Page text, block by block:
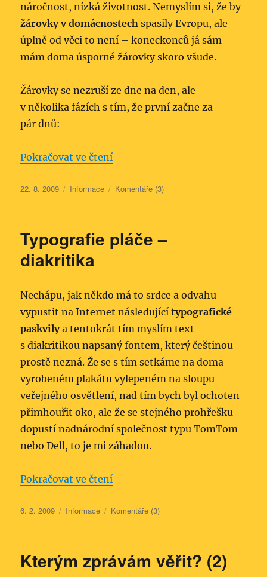
náročnost, nízká životnost. Nemyslím si, že by
žárovky v domácnostech spasily Evropu, ale
úplně od věci to není – koneckonců já sám
mám doma úsporné žárovky skoro všude.
Žárovky se nezruší ze dne na den, ale
v několika fázích s tím, že první začne za
pár dnů:
Pokračovat ve čtení„Konec prodeje žárovek v EU“
Publikováno:
22. 8. 2009 Rubriky:
Informace Komentáře (3)
Typografie pláče –
diakritika
Nechápu, jak někdo má to srdce a odvahu
vypustit na Internet následujícítypografické
paskvilya tentokrát tím myslím text
s diakritikou napsaný fontem, který češtinou
prostě nezná. Že se s tím setkáme na doma
vyrobeném plakátu vylepeném na sloupu
veřejného osvětlení, nad tím bych byl ochoten
přimhouřit oko, ale že se stejného prohřešku
dopustí nadnárodní společnost typu TomTom
nebo Dell, to je mi záhadou.
Pokračovat ve čtení„Typografie pláče – diakritika“
Publikováno:
6. 2. 2009 Rubriky:
Informace Komentáře (3)
Kterým zprávám věřit? (2)